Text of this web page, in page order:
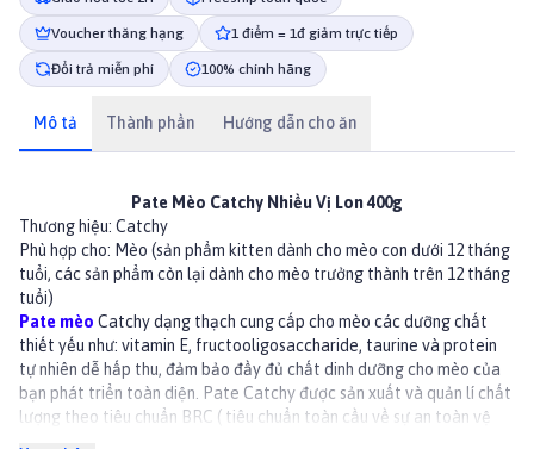
Voucher thăng hạng 1 điểm = 1đ giảm trực tiếp
Đổi trả miễn phí 100% chính hãng
Mô tả Thành phần Hướng dẫn cho ăn
Pate Mèo Catchy Nhiều Vị Lon 400g
Thương hiệu: Catchy
Phù hợp cho: Mèo (sản phẩm kitten dành cho mèo con dưới 12 tháng
tuổi, các sản phẩm còn lại dành cho mèo trưởng thành trên 12 tháng
tuổi)
Pate mèo Catchy dạng thạch cung cấp cho mèo các dưỡng chất
thiết yếu như: vitamin E, fructooligosaccharide, taurine và protein
tự nhiên dễ hấp thu, đảm bảo đầy đủ chất dinh dưỡng cho mèo của
bạn phát triển toàn diện. Pate Catchy được sản xuất và quản lí chất
lượng theo tiêu chuẩn BRC ( tiêu chuẩn toàn cầu về sự an toàn vệ